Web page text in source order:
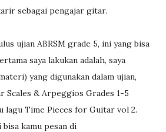
sebagai pengajar gitar.
ujian ABRSM grade 5, ini yang bisa
saya lakukan adalah, saya
yang digunakan dalam ujian,
Scales & Arpeggios Grades 1-5
lagu Time Pieces for Guitar vol 2.
kamu pesan di